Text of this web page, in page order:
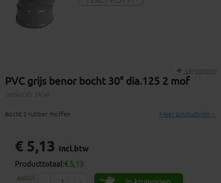
PVC grijs benor bocht 30° dia.125 2 mof
(artikel ID: 3924)
Vergelijken
Bocht 2 rubber moffen Meer productinfo »
€ 5,13 incl.btw
Producttotaal:€ 5,13
aantal